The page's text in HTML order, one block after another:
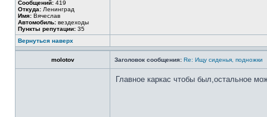
Сообщений: 419
Откуда: Ленинград
Имя: Вячеслав
Автомобиль: вездеходы
Пункты репутации: 35
Вернуться наверх
molotov Заголовок сообщения: Re: Ищу сиденья, подножки
Главное каркас чтобы был,остальное